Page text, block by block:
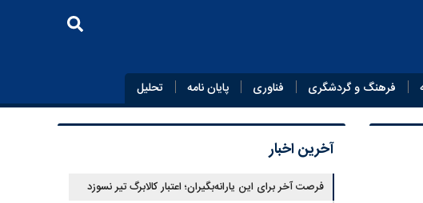
فرهنگ و گردشگری فناوری پایان‌ نامه تحلیل
آخرین اخبار
فرصت آخر برای این یارانه‌بگیران؛ اعتبار کالابرگ تیر نسوزد